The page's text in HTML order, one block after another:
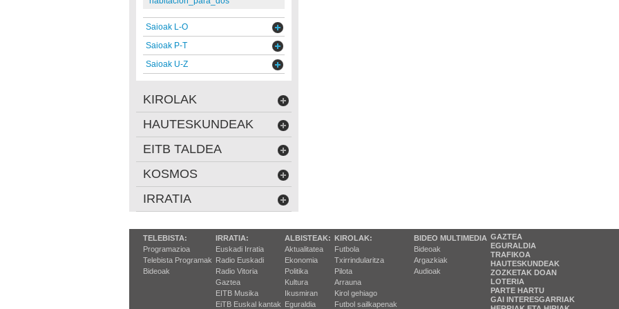
Saioak L-O
Saioak P-T
Saioak U-Z
KIROLAK
HAUTESKUNDEAK
EITB TALDEA
KOSMOS
IRRATIA
TELEBISTA:
Programazioa
Telebista Programak
Bideoak
IRRATIA:
Euskadi Irratia
Radio Euskadi
Radio Vitoria
Gaztea
EITB Musika
EiTB Euskal kantak
ALBISTEAK:
Aktualitatea
Ekonomia
Politika
Kultura
Ikusmiran
Eguraldia
KIROLAK:
Futbola
Txirrindularitza
Pilota
Arrauna
Kirol gehiago
Futbol sailkapenak
BIDEO MULTIMEDIA
Bideoak
Argazkiak
Audioak
GAZTEA
EGURALDIA
TRAFIKOA
HAUTESKUNDEAK
ZOZKETAK DOAN
LOTERIA
PARTE HARTU
GAI INTERESGARRIAK